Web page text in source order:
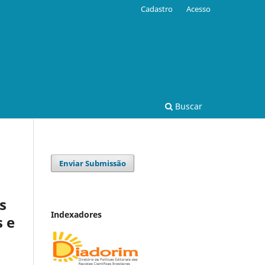
Buscar
Cadastro Acesso
e
Enviar Submissão
Indexadores